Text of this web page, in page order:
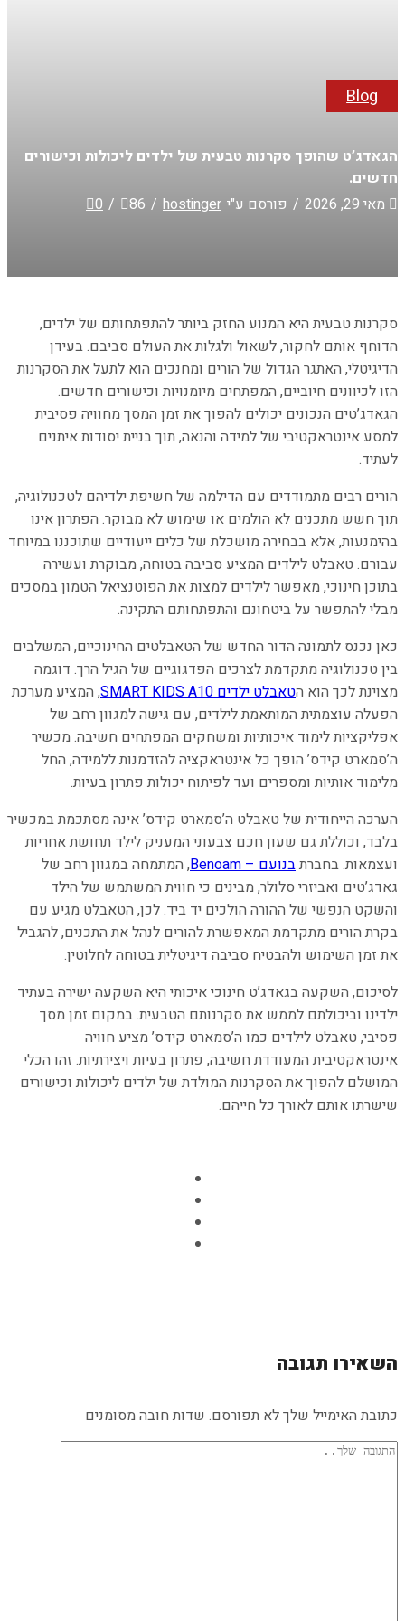
Blog
הגאדג’ט שהופך סקרנות טבעית של ילדים ליכולות וכישורים
חדשים.
מאי 29, 2026
/ פורסם ע"י hostinger
/
86
/
0
סקרנות טבעית היא המנוע החזק ביותר להתפתחותם של ילדים,
הדוחף אותם לחקור, לשאול ולגלות את העולם סביבם. בעידן
הדיגיטלי, האתגר הגדול של הורים ומחנכים הוא לתעל את הסקרנות
הזו לכיוונים חיוביים, המפתחים מיומנויות וכישורים חדשים.
הגאדג’טים הנכונים יכולים להפוך את זמן המסך מחוויה פסיבית
למסע אינטראקטיבי של למידה והנאה, תוך בניית יסודות איתנים
לעתיד.
הורים רבים מתמודדים עם הדילמה של חשיפת ילדיהם לטכנולוגיה,
תוך חשש מתכנים לא הולמים או שימוש לא מבוקר. הפתרון אינו
בהימנעות, אלא בבחירה מושכלת של כלים ייעודיים שתוכננו במיוחד
עבורם. טאבלט לילדים המציע סביבה בטוחה, מבוקרת ועשירה
בתוכן חינוכי, מאפשר לילדים למצות את הפוטנציאל הטמון במסכים
מבלי להתפשר על ביטחונם והתפתחותם התקינה.
כאן נכנס לתמונה הדור החדש של הטאבלטים החינוכיים, המשלבים
בין טכנולוגיה מתקדמת לצרכים הפדגוגיים של הגיל הרך. דוגמה
מצוינת לכך הוא הטאבלט ילדים SMART KIDS A10
, המציע מערכת
הפעלה עוצמתית המותאמת לילדים, עם גישה למגוון רחב של
אפליקציות לימוד איכותיות ומשחקים המפתחים חשיבה. מכשיר
ה’סמארט קידס’ הופך כל אינטראקציה להזדמנות ללמידה, החל
מלימוד אותיות ומספרים ועד לפיתוח יכולות פתרון בעיות.
הערכה הייחודית של טאבלט ה’סמארט קידס’ אינה מסתכמת במכשיר
בלבד, וכוללת גם שעון חכם צבעוני המעניק לילד תחושת אחריות
ועצמאות. בחברתבנועם – Benoam
, המתמחה במגוון רחב של
גאדג’טים ואביזרי סלולר, מבינים כי חווית המשתמש של הילד
והשקט הנפשי של ההורה הולכים יד ביד. לכן, הטאבלט מגיע עם
בקרת הורים מתקדמת המאפשרת להורים לנהל את התכנים, להגביל
את זמן השימוש ולהבטיח סביבה דיגיטלית בטוחה לחלוטין.
לסיכום, השקעה בגאדג’ט חינוכי איכותי היא השקעה ישירה בעתיד
ילדינו וביכולתם לממש את סקרנותם הטבעית. במקום זמן מסך
פסיבי, טאבלט לילדים כמו ה’סמארט קידס’ מציע חוויה
אינטראקטיבית המעודדת חשיבה, פתרון בעיות ויצירתיות. זהו הכלי
המושלם להפוך את הסקרנות המולדת של ילדים ליכולות וכישורים
שישרתו אותם לאורך כל חייהם.
השאירו תגובה
כתובת האימייל שלך לא תפורסם. שדות חובה מסומנים